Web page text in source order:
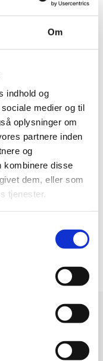
Om
indhold og
medier og til
oplysninger om
partnere inden
og
kombinere disse
dem, eller som
tjenester.
metus
elit. Aenean
metus
convallis nec
pulvinar tristique.
Suspendisse
tortor.
vestibulum tortor
ante augue sed